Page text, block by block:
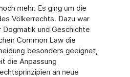
mehr. Es ging um die
Völkerrechts. Dazu war
und Geschichte
Common Law die
besonders geeignet,
die Anpassung
an neue